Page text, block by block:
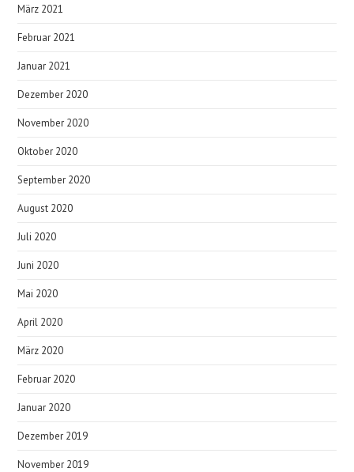
März 2021
Februar 2021
Januar 2021
Dezember 2020
November 2020
Oktober 2020
September 2020
August 2020
Juli 2020
Juni 2020
Mai 2020
April 2020
März 2020
Februar 2020
Januar 2020
Dezember 2019
November 2019